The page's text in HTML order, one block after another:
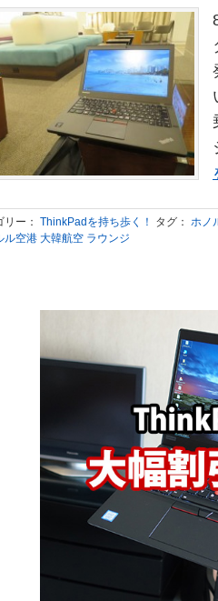
リー： ThinkPadを持ち歩く！ タグ： ホノ
ル空港 大韓航空 ラウンジ